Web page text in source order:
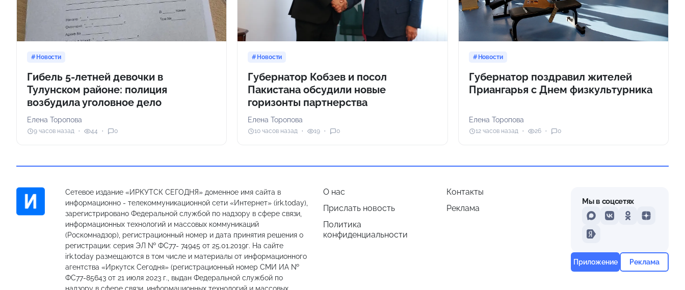
Новости
Гибель 5-летней девочки в
Тулунском районе: полиция
возбудила уголовное дело
Елена Торопова
9 часов назад 44 0
Новости
Губернатор Кобзев и посол
Пакистана обсудили новые
горизонты партнерства
Елена Торопова
10 часов назад 19 0
Новости
Губернатор поздравил жителей
Приангарья с Днем физкультурника
Елена Торопова
12 часов назад 26 0
Сетевое издание «ИРКУТСК СЕГОДНЯ» доменное имя сайта в
информационно - телекоммуникационной сети «Интернет» (irk.today),
зарегистрировано Федеральной службой по надзору в сфере связи,
информационных технологий и массовых коммуникаций
(Роскомнадзор), регистрационный номер и дата принятия решения о
регистрации: серия ЭЛ № ФС77- 74945 от 25.01.2019г. На сайте
irk.today размещаются в том числе и материалы от информационного
агентства «Иркутск Сегодня» (регистрационный номер СМИ ИА №
ФС77-85643 от 21 июля 2023 г., выдан Федеральной службой по
надзору в сфере связи, информационных технологий и массовых
О нас
Контакты
Прислать новость
Реклама
Политика
конфиденциальности
Мы в соцсетях
MAXVKontakteOdnoklassniki
Dzen
Yandex
Приложение Реклама